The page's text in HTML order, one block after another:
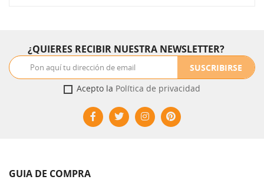
¿QUIERES RECIBIR NUESTRA NEWSLETTER?
SUSCRIBIRSE
Acepto la Política de privacidad
GUIA DE COMPRA